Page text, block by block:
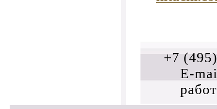
+7
E-